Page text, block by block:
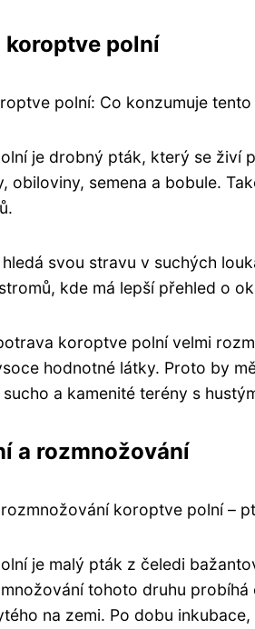
koroptve polní
polní: Co konzumuje tento
je drobný pták, který se živí
obiloviny, semena a bobule.
svou stravu v suchých
kde má lepší přehled o
koroptve polní velmi
hodnotné látky. Proto by
a kamenité terény s
a rozmnožování
koroptve polní –
je malý pták z čeledi
tohoto druhu
na zemi. Po dobu